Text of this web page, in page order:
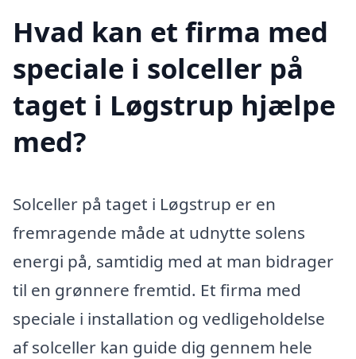
Hvad kan et firma med
speciale i solceller på
taget i Løgstrup hjælpe
med?
Solceller på taget i Løgstrup er en
fremragende måde at udnytte solens
energi på, samtidig med at man bidrager
til en grønnere fremtid. Et firma med
speciale i installation og vedligeholdelse
af solceller kan guide dig gennem hele